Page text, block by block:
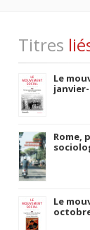
Titres
Le
janvier-
Rome,
Le